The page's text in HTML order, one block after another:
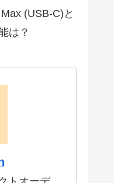
(USB-C)と
は？